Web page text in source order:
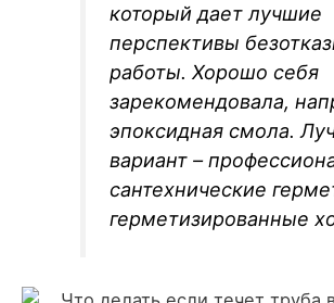
который дает лучшие
перспективы
работы. Хорошо себя
зарекомендовала,
эпоксидная смола.
вариант –
сантехнические
герметизированные